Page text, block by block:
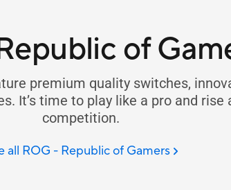
of
premium quality switches,
It’s time to play like a pro and rise
competition.
all ROG - Republic of Gamers